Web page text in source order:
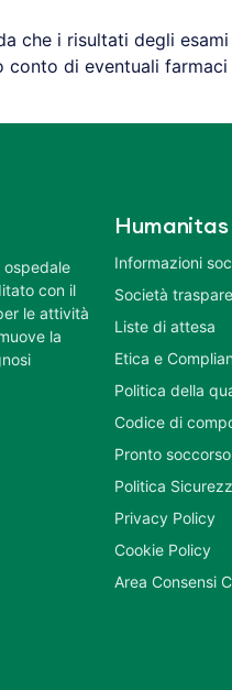
che i risultati degli
conto di eventuali
ospedale
con il
le attività
la
Informazioni
Società
Liste di attesa
Etica e
Politica della
Codice di
Pronto
Politica
Privacy Policy
Cookie Policy
Area Consensi